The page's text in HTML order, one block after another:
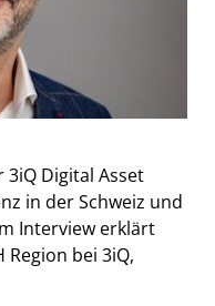
3iQ Digital Asset
in der Schweiz und
Interview erklärt
Region bei 3iQ,